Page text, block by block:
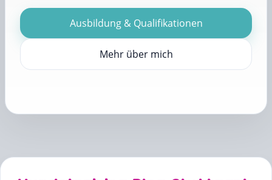
Ausbildung & Qualifikationen
Mehr über mich